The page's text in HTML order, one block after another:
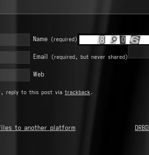
Name (required)
Email (required, but never shared)
Web
reply to this post via trackback.
to another platform